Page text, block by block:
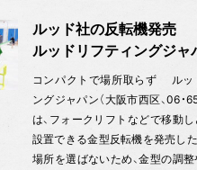
ルッド社の反転機発売
ルッドリフティングジャ
コンパクトで場所取らず ルッ
ングジャパン（大阪市西区、06・
は、フォークリフトなどで移動
設置できる金型反転機を発売し
場所を選ばないため、金型の調